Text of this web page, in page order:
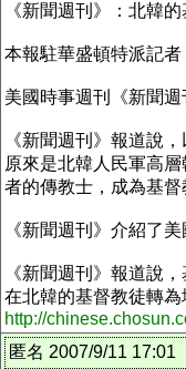
《新聞週刊》：北韓
本報駐華盛頓特派記
美國時事週刊《新聞
《新聞週刊》報道說
原來是北韓人民軍高
者的傳教士，成為基
《新聞週刊》介紹了
《新聞週刊》報道說
在北韓的基督教徒轉為
http://
匿名 2007/9/11 17:01